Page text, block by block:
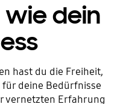
wie dein
hast du die Freiheit,
für deine Bedürfnisse
vernetzten Erfahrung